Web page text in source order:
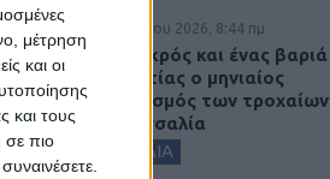
μέτρηση
και οι
και τους
σε πιο
7 Αυγούστου 2026, 8:44 πμ
Ένας νεκρός και ένας βαριά
τραυματίας ο μηνιαίος
απολογισμός των τροχαίων
στη Θεσσαλία
ΘΕΣΣΑΛΙΑ